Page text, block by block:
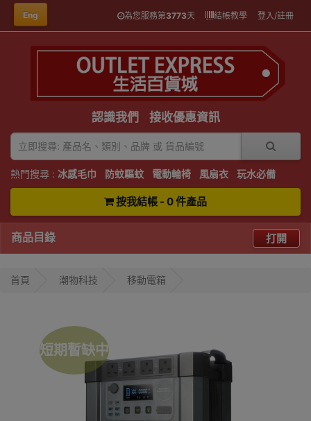
Eng 為您服務第3773天 結帳教學 登入/註冊
認識我們 接收優惠資訊
熱門搜尋 : 冰感毛巾 防蚊驅蚊 電動輪椅 風扇衣 玩水必備
按我結帳 - 0 件產品
商品目錄 打開
首頁 潮物科技 移動電箱
短期暫缺中